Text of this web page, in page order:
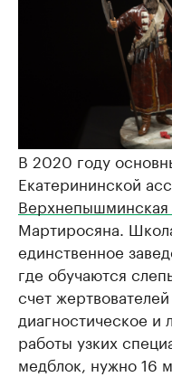
В 2020 году
Екатерининской
Верхнепышминская
Мартиросяна.
единственное
где обучаются
счет
диагностическое и
работы узких
медблок, нужно 16